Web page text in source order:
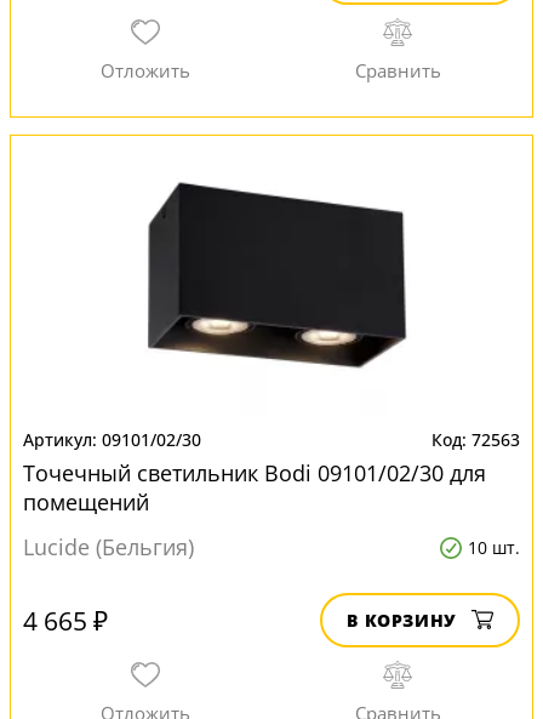
09101/02/30 72563
Точечный светильник Bodi 09101/02/30 для
помещений
Lucide (Бельгия)
10 шт.
4 665 ₽ В КОРЗИНУ